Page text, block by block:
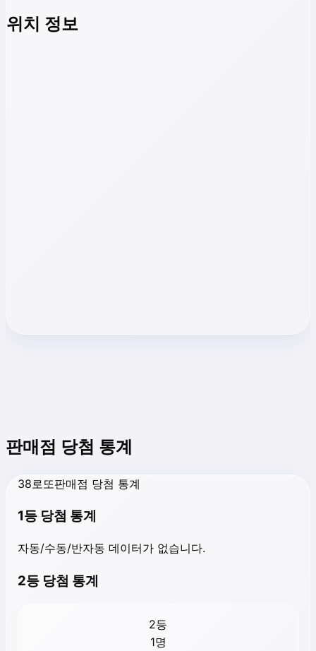
위치 정보
판매점 당첨 통계
38로또판매점 당첨 통계
1등 당첨 통계
자동/수동/반자동 데이터가 없습니다.
2등 당첨 통계
2등
1명